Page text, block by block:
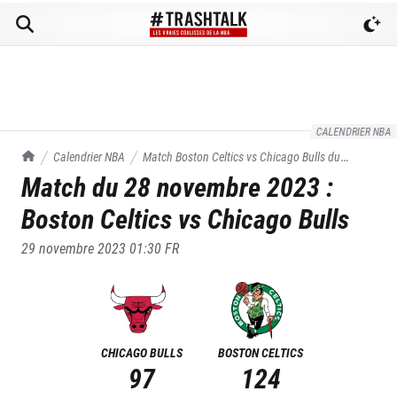
CALENDRIER NBA
TrashTalk Actu NBA
Calendrier NBA Match Boston Celtics vsChicago Bullsdu
28/11/2023
Match du28 novembre 2023:
Boston Celtics vs Chicago Bulls
29 novembre 2023 01:30FR
CHICAGO BULLS
97
BOSTON CELTICS
124